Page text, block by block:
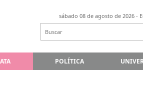
sábado 08 de agosto de 2026 -
POLÍTICA